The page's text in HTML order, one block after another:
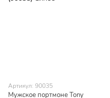
Артикул: 90035
Мужское портмоне Tony